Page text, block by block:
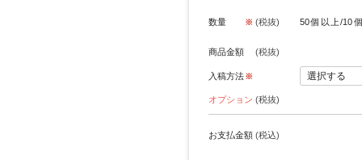
数量 (税抜) 50個以上/10
商品金額 (税抜)
入稿方法
オプション (税抜)
お支払金額 (税込)